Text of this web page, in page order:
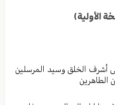
الأولية)
أشرف الخلق وسيد المرسلين
الطاهرين